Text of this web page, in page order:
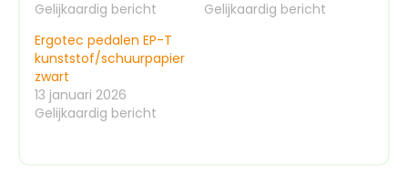
Gelijkaardig bericht
Gelijkaardig bericht
Ergotec pedalen EP-T
kunststof/schuurpapier
zwart
13 januari 2026
Gelijkaardig bericht